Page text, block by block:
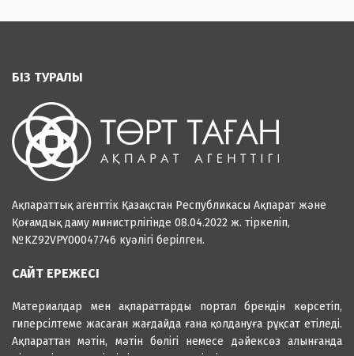
БІЗ ТУРАЛЫ
Ақпараттық агенттік Қазақстан Республикасы Ақпарат және
Қоғамдық даму министрлігінде 08.04.2022 ж. тіркеліп,
№KZ92VPY00047746 куәлігі берілген.
САЙТ ЕРЕЖЕСІ
Материалдар мен ақпараттарды портал брендін көрсетіп,
гиперсілтеме жасаған жағдайда ғана қолдануға рұқсат етіледі.
Ақпараттан мәтін, мәтін бөлігі немесе дәйексөз алынғанда